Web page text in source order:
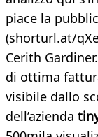
piace la
(shorturl.at/
Cerith
di ottima
visibile dallo
dell’azienda